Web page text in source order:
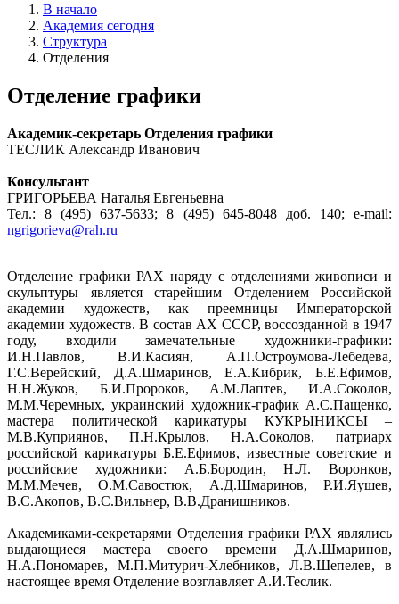
В начало
Академия сегодня
Структура
Отделения
Отделение графики
Академик-секретарь Отделения графики
ТЕСЛИК Александр Иванович
Консультант
ГРИГОРЬЕВА Наталья Евгеньевна
Тел.: 8 (495) 637-5633; 8 (495) 645-8048 доб. 140; e-mail:
ngrigorieva@rah.ru
Отделение графики РАХ наряду с отделениями живописи и
скульптуры является старейшим Отделением Российской
академии художеств, как преемницы Императорской
академии художеств. В состав АХ СССР, воссозданной в 1947
году, входили замечательные художники-графики:
И.Н.Павлов, В.И.Касиян, А.П.Остроумова-Лебедева,
Г.С.Верейский, Д.А.Шмаринов, Е.А.Кибрик, Б.Е.Ефимов,
Н.Н.Жуков, Б.И.Пророков, А.М.Лаптев, И.А.Соколов,
М.М.Черемных, украинский художник-график А.С.Пащенко,
мастера политической карикатуры КУКРЫНИКСЫ –
М.В.Куприянов, П.Н.Крылов, Н.А.Соколов, патриарх
российской карикатуры Б.Е.Ефимов, известные советские и
российские художники: А.Б.Бородин, Н.Л. Воронков,
М.М.Мечев, О.М.Савостюк, А.Д.Шмаринов, Р.И.Яушев,
В.С.Акопов, В.С.Вильнер, В.В.Дранишников.
Академиками-секретарями Отделения графики РАХ являлись
выдающиеся мастера своего времени Д.А.Шмаринов,
Н.А.Пономарев, М.П.Митурич-Хлебников, Л.В.Шепелев, в
настоящее время Отделение возглавляет А.И.Теслик.